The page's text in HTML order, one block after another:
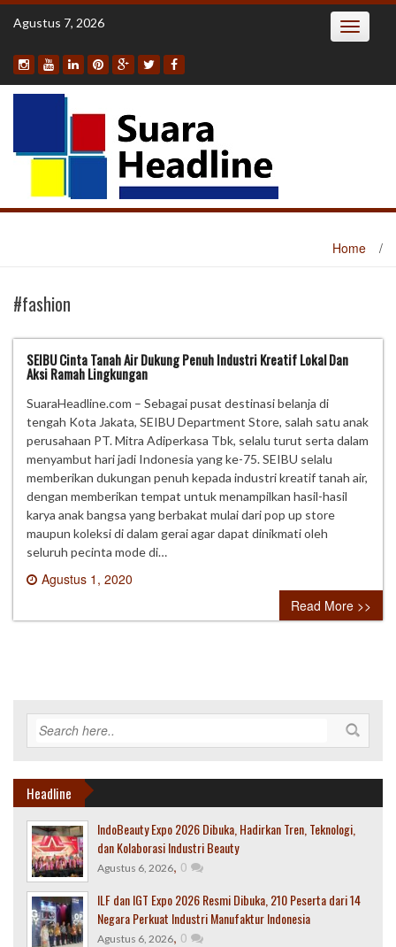
Skip
Agustus 7, 2026 Toggle
Home /
#fashion
SEIBU Cinta Tanah Air Dukung Penuh Industri Kreatif Lokal Dan
Aksi Ramah Lingkungan
SuaraHeadline.com – Sebagai pusat destinasi belanja di
tengah Kota Jakata, SEIBU Department Store, salah satu anak
perusahaan PT. Mitra Adiperkasa Tbk, selalu turut serta dalam
menyambut hari jadi Indonesia yang ke-75. SEIBU selalu
memberikan dukungan penuh kepada industri kreatif tanah air,
dengan memberikan tempat untuk menampilkan hasil-hasil
karya anak bangsa yang berbakat mulai dari pop up store
maupun koleksi di dalam gerai agar dapat dinikmati oleh
seluruh pecinta mode di…
Agustus 1, 2020
0 comment
Read More >>
Headline
IndoBeauty Expo 2026 Dibuka, Hadirkan Tren, Teknologi,
dan Kolaborasi Industri Beauty
Agustus 6, 2026, 0
ILF dan IGT Expo 2026 Resmi Dibuka, 210 Peserta dari 14
Negara Perkuat Industri Manufaktur Indonesia
Agustus 6, 2026, 0